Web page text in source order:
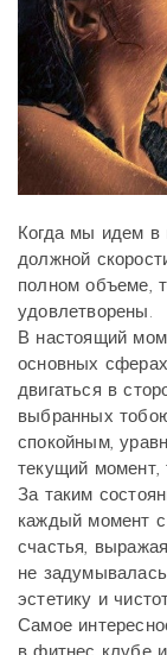
Когда мы идем в
должной
полном объеме,
удовлетворены.
В настоящий
основных
двигаться в
выбранных
спокойным,
текущий момент,
За таким
каждый момент
счастья,
не
эстетику и
Самое